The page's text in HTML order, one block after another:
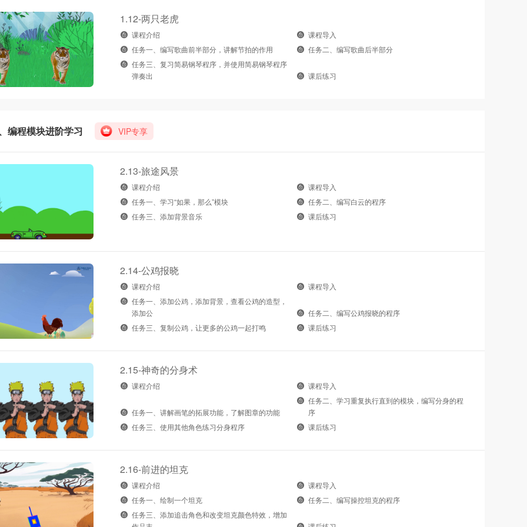
1.12-两只老虎
课程介绍
课程导入
任务一、编写歌曲前半部分，讲解节拍的作用
任务二、编写歌曲后半部分
任务三、复习简易钢琴程序，并使用简易钢琴程序
弹奏出
课后练习
编程模块进阶学习 VIP专享
2.13-旅途风景
课程介绍
课程导入
任务一、学习“如果，那么”模块
任务二、编写白云的程序
任务三、添加背景音乐
课后练习
2.14-公鸡报晓
课程介绍
课程导入
任务一、添加公鸡，添加背景，查看公鸡的造型，
添加公
任务二、编写公鸡报晓的程序
任务三、复制公鸡，让更多的公鸡一起打鸣
课后练习
2.15-神奇的分身术
课程介绍 课程导入
任务一、讲解画笔的拓展功能，了解图章的功能
任务二、学习重复执行直到的模块，编写分身的程
序
任务三、使用其他角色练习分身程序
课后练习
2.16-前进的坦克
课程介绍
课程导入
任务一、绘制一个坦克
任务二、编写操控坦克的程序
任务三、添加追击角色和改变坦克颜色特效，增加